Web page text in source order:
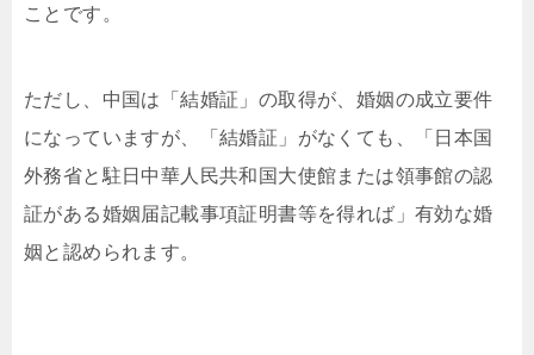
ことです。
ただし、中国は「結婚証」の取得が、婚姻の成立要件
になっていますが、「結婚証」がなくても、「日本国
外務省と駐日中華人民共和国大使館または領事館の認
証がある婚姻届記載事項証明書等を得れば」有効な婚
姻と認められます。